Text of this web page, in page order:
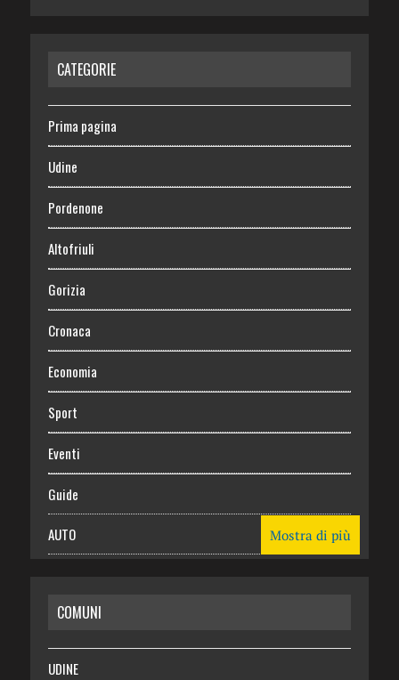
CATEGORIE
Prima pagina
Udine
Pordenone
Altofriuli
Gorizia
Cronaca
Economia
Sport
Eventi
Guide
AUTO
RISPARMIO
SALUTE
Mostra di più
COMUNI
UDINE